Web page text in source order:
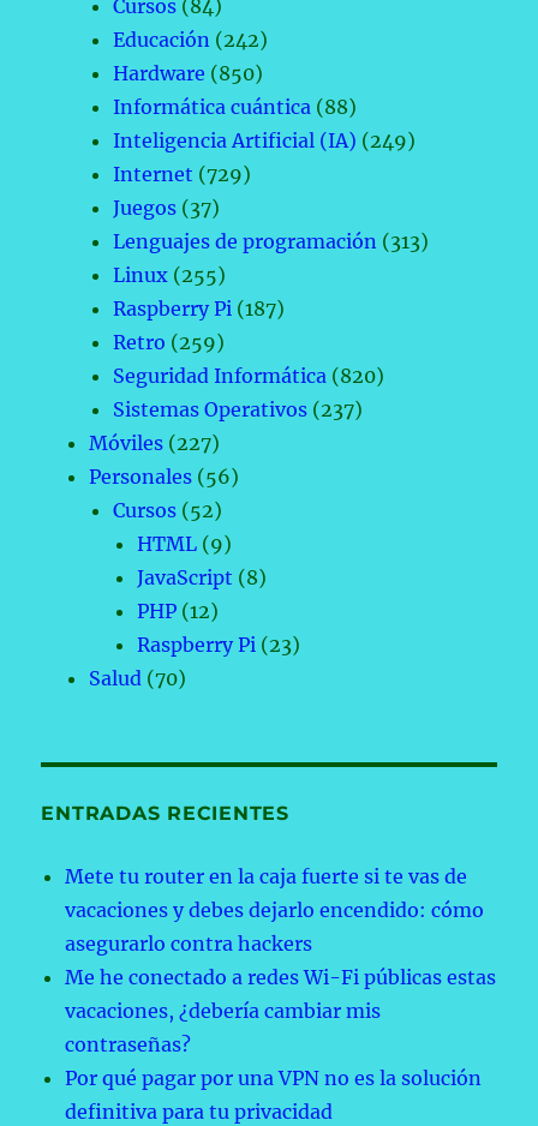
Cursos (84)
Educación (242)
Hardware (850)
Informática cuántica (88)
Inteligencia Artificial (IA) (249)
Internet (729)
Juegos (37)
Lenguajes de programación (313)
Linux (255)
Raspberry Pi (187)
Retro (259)
Seguridad Informática (820)
Sistemas Operativos (237)
Móviles (227)
Personales (56)
Cursos (52)
HTML (9)
JavaScript (8)
PHP (12)
Raspberry Pi (23)
Salud (70)
ENTRADAS RECIENTES
Mete tu router en la caja fuerte si te vas de
vacaciones y debes dejarlo encendido: cómo
asegurarlo contra hackers
Me he conectado a redes Wi-Fi públicas estas
vacaciones, ¿debería cambiar mis
contraseñas?
Por qué pagar por una VPN no es la solución
definitiva para tu privacidad